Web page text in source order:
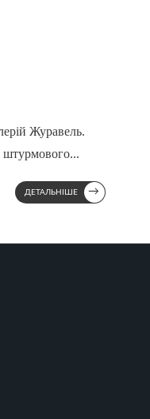
Журавель.
штурмового...
ДЕТАЛЬНІШЕ →